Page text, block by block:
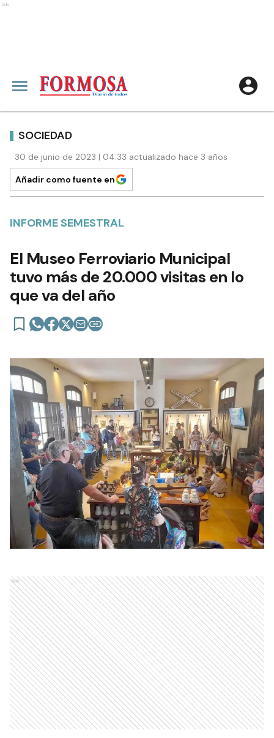
Ads
SOCIEDAD
30 de junio de 2023 | 04:33 actualizado hace 3 años
Añadir como fuente en
INFORME SEMESTRAL
El Museo Ferroviario Municipal
tuvo más de 20.000 visitas en lo
que va del año
Ads